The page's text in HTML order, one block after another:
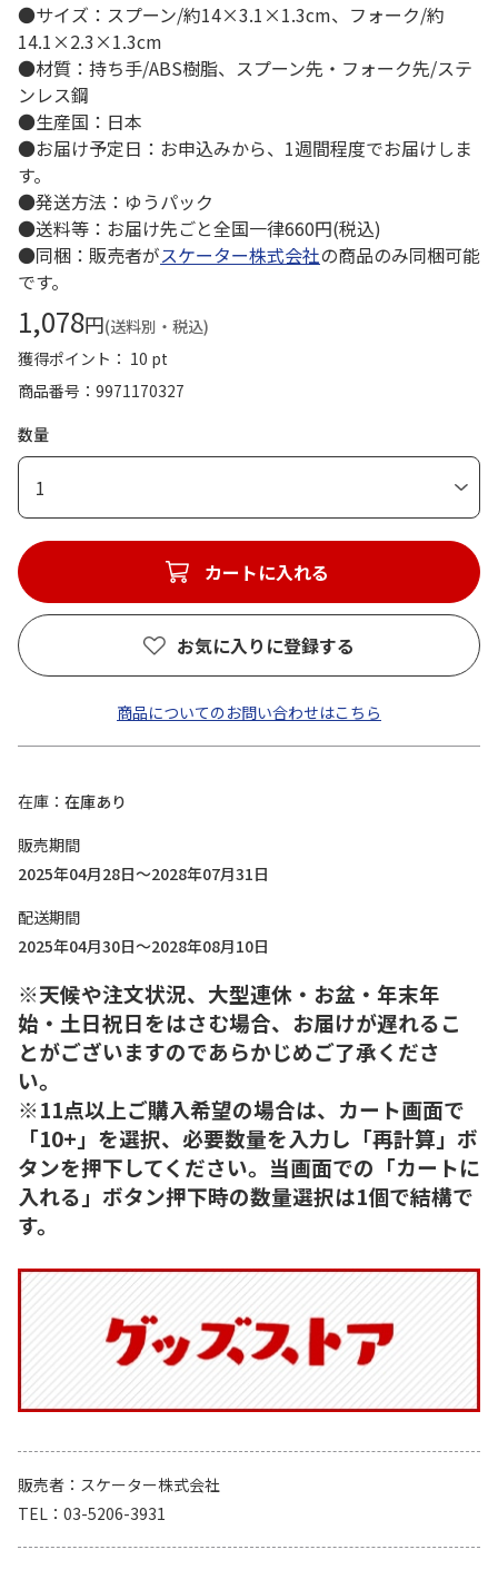
●サイズ：スプーン/約14×3.1×1.3cm、フォーク/約
14.1×2.3×1.3cm
●材質：持ち手/ABS樹脂、スプーン先・フォーク先/ステ
ンレス鋼
●生産国：日本
●お届け予定日：お申込みから、1週間程度でお届けしま
す。
●発送方法：ゆうパック
●送料等：お届け先ごと全国一律660円(税込)
●同梱：販売者がスケーター株式会社の商品のみ同梱可能
です。
1,078円(送料別・税込)
獲得ポイント： 10 pt
商品番号
9971170327
数量
1
カートに入れる
お気に入りに登録する
商品についてのお問い合わせはこちら
在庫
在庫あり
販売期間
2025年04月28日～2028年07月31日
配送期間
2025年04月30日～2028年08月10日
※天候や注文状況、大型連休・お盆・年末年
始・土日祝日をはさむ場合、お届けが遅れるこ
とがございますのであらかじめご了承くださ
い。
※11点以上ご購入希望の場合は、カート画面で
「10+」を選択、必要数量を入力し「再計算」ボ
タンを押下してください。当画面での「カートに
入れる」ボタン押下時の数量選択は1個で結構で
す。
販売者
スケーター株式会社
TEL
03-5206-3931